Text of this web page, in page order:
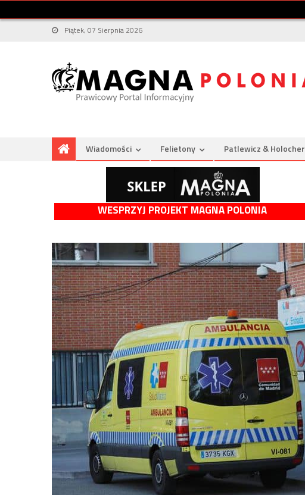
Piątek, 07 Sierpnia 2026
Wiadomości Felietony Patlewicz & Holocher
WESPRZYJ PROJEKT MAGNA POLONIA